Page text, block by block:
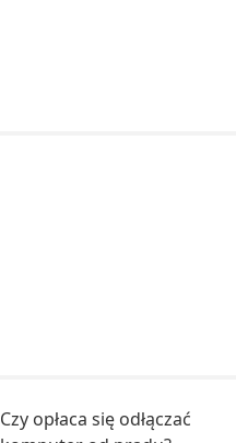
Czy opłaca się odłączać